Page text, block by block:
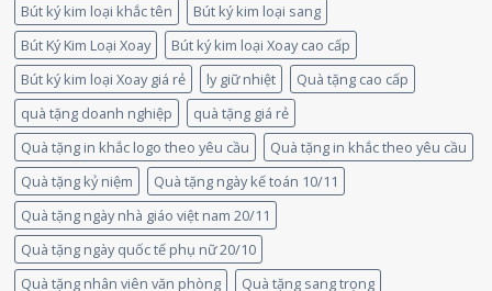
Bút ký kim loại khắc tên
Bút ký kim loại sang
Bút Ký Kim Loại Xoay
Bút ký kim loại Xoay cao cấp
Bút ký kim loại Xoay giá rẻ
ly giữ nhiệt
Quà tặng cao cấp
quà tặng doanh nghiệp
quà tặng giá rẻ
Quà tặng in khắc logo theo yêu cầu
Quà tặng in khắc theo yêu cầu
Quà tặng kỷ niệm
Quà tặng ngày kế toán 10/11
Quà tặng ngày nhà giáo việt nam 20/11
Quà tặng ngày quốc tế phụ nữ 20/10
Quà tặng nhân viên văn phòng
Quà tặng sang trọng